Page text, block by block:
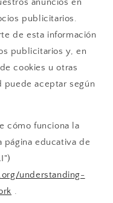
anuncios en
publicitarios.
de esta información
publicitarios y, en
cookies u otras
puede aceptar según
cómo funciona la
educativa de
understanding-
.